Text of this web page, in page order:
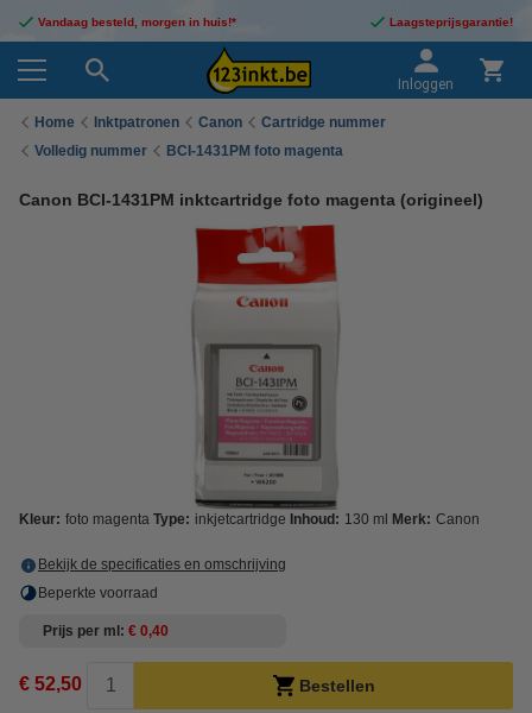
Vandaag besteld, morgen in huis!* Laagsteprijsgarantie!
Inloggen
Home Inktpatronen Canon
Cartridge nummer
Volledig nummer
BCI-1431PM foto magenta
Canon BCI-1431PM inktcartridge foto magenta (origineel)
Kleur: foto magenta Type: inkjetcartridge Inhoud: 130 ml Merk: Canon
Bekijk de specificaties en omschrijving
Beperkte voorraad
Prijs per ml € 0,40
€ 52,50 Bestellen